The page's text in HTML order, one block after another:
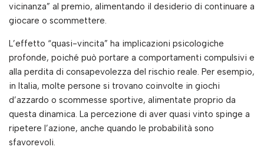
vicinanza” al premio, alimentando il desiderio di continuare a
giocare o scommettere.
L’effetto “quasi-vincita” ha implicazioni psicologiche
profonde, poiché può portare a comportamenti compulsivi e
alla perdita di consapevolezza del rischio reale. Per esempio,
in Italia, molte persone si trovano coinvolte in giochi
d’azzardo o scommesse sportive, alimentate proprio da
questa dinamica. La percezione di aver quasi vinto spinge a
ripetere l’azione, anche quando le probabilità sono
sfavorevoli.